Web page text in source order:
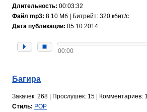
Длительность: 00:03:32
Файл mp3: 8.10 Мб | Битрейт: 320 кбит/с
Дата публикации: 05.10.2014
00:00
Багира
Закачек: 268 | Прослушек: 15 | Комментариев: 1
Стиль: POP